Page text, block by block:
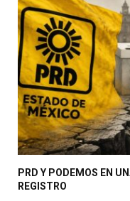
PRD Y PODEMOS EN
REGISTRO